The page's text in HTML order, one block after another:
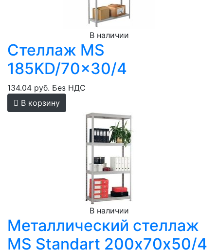
В наличии
Стеллаж MS
185KD/70x30/4
134.04 руб. Без НДС
В корзину
В наличии
Металлический стеллаж
MS Standart 200х70х50/4